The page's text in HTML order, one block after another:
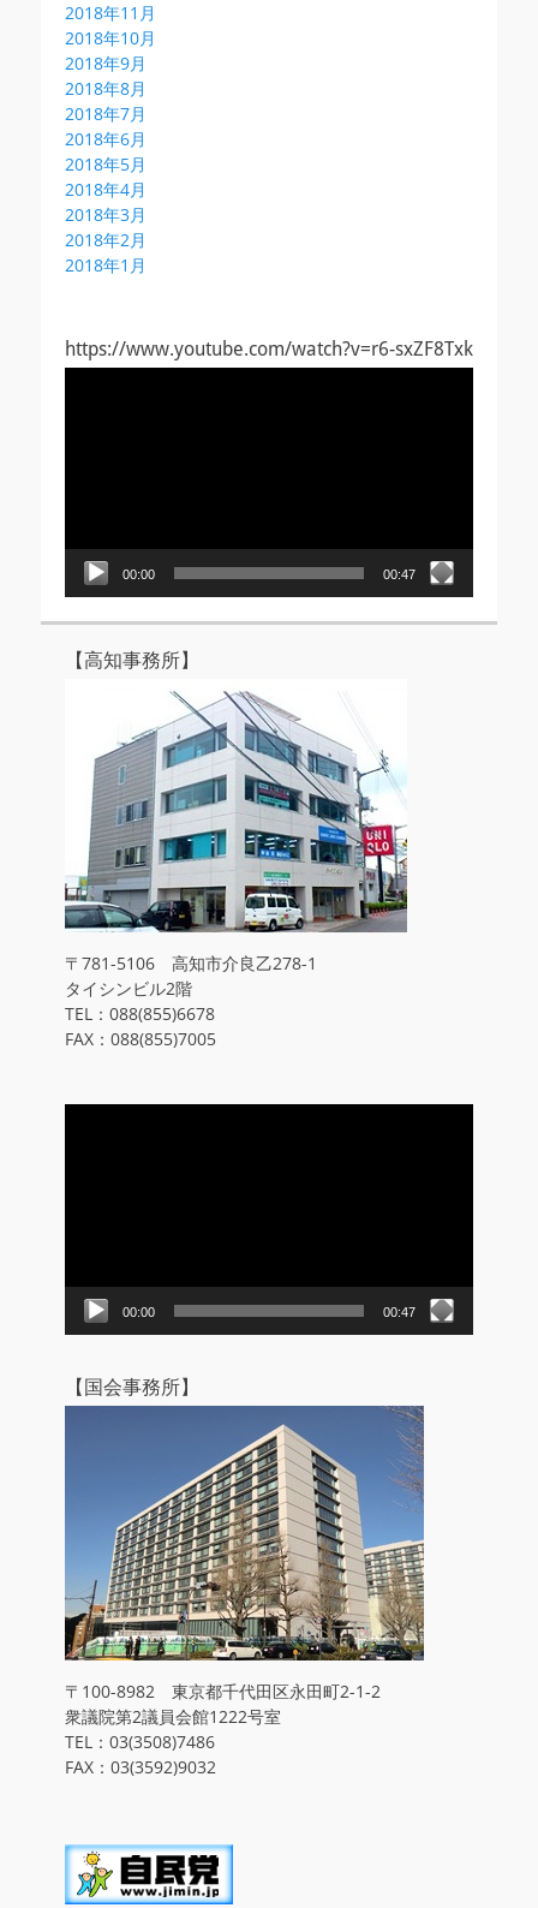
2018年11月
2018年10月
2018年9月
2018年8月
2018年7月
2018年6月
2018年5月
2018年4月
2018年3月
2018年2月
2018年1月
https://www.youtube.com/watch?v=r6-sxZF8Txk
00:00 00:47
【高知事務所】
〒781-5106 高知市介良乙278-1
タイシンビル2階
TEL：088(855)6678
FAX：088(855)7005
00:00 00:47
【国会事務所】
〒100-8982 東京都千代田区永田町2-1-2
衆議院第2議員会館1222号室
TEL：03(3508)7486
FAX：03(3592)9032